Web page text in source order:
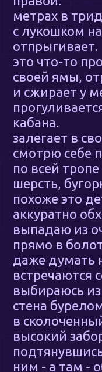
метрах в
с лукошком
отпрыгивает.
это что-то
своей ямы,
и сжирает у
кабана.
залегает в
смотрю себе
по всей
шерсть,
похоже это
аккуратно
выпадаю из
прямо в
даже думать
встречаются
выбираюсь
стена
в
высокий
ним - а там -